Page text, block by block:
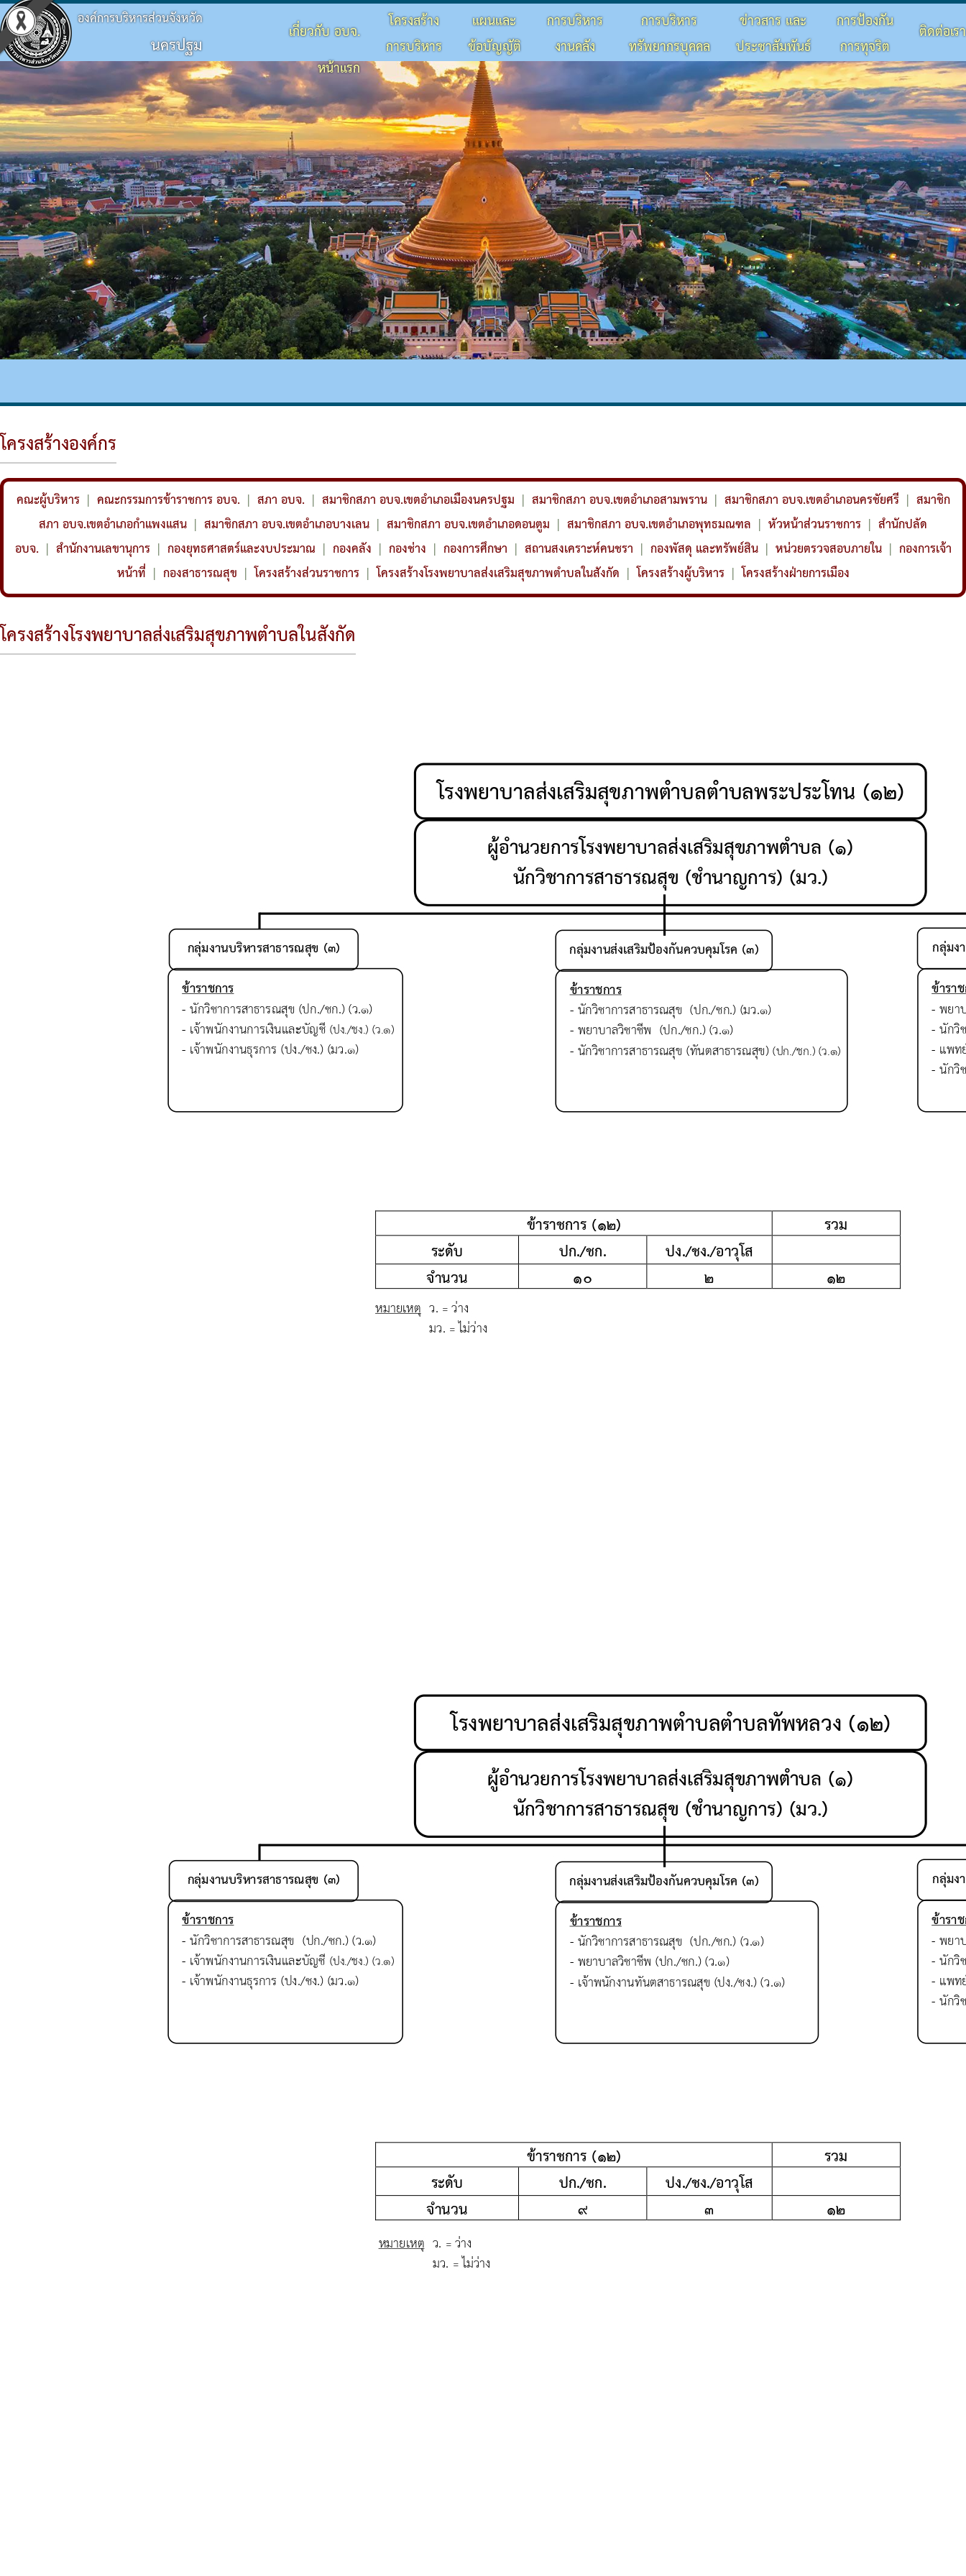
องค์การบริหารส่วนจังหวัด
นครปฐม ติดต่อเรา
การป้องกัน
การทุจริต
ข่าวสาร และ
ประชาสัมพันธ์
การบริหาร
ทรัพยากรบุคคล
การบริหาร
งานคลัง
แผนและ
ข้อบัญญัติ
โครงสร้าง
การบริหาร
เกี่ยวกับ อบจ.
หน้าแรก
×
ประวัติ อบจ.
ข้อมูลพื้นฐาน
วิสัยทัศน์
อำนาจหน้าที่
×
โครงสร้างองค์กร
โครงสร้างผู้บริหาร
โครงสร้างฝ่ายการเมือง
โครงสร้างส่วนราชการ
โครงสร้างโรงพยาบาลส่งเสริมสุขภาพตำบลในสังกัด
โครงสร้างการบริหารงาน
×
ข้อบัญญัติงบประมาณ
แผนพัฒนาท้องถิ่น
แผนดำเนินงาน
ผลการดำเนินงาน
รายงานติดตามผลการดำเนินการประจำปี รอบ 6 เดือน
รายงานติดตามผลการดำเนินการประจำปี
เงินสะสม
ความก้าวหน้าในการดำเนินงานตามแผนการดำเนินงาน
×
แผนจัดซื้อจัดจ้างหรือจัดหาพัสดุ
รายงานความก้าวหน้าการจัดซื้อจัดจ้างหรือการจัดหาพัสดุ
สรุปผลการจัดซื้อจัดจ้างหรือการจัดหาพัสดุรายเดือน
รายงานผลการจัดซื้อจัดจ้างหรือการจัดหาพัสดุประจำปี
×
ประมวลจริยธรรม
แผนการบริหารและพัฒนาบุคคล
รายงานผลการบริหารและพัฒนาทรัพยากรบุคคลประจำปี
หลักเกณฑ์การบริหารทรัพยากรบุคคล
×
กิจกรรม อบจ.
ข่าวประชาสัมพันธ์
ประชาสัมพันธ์สภา
มติที่ประชุมสภา
รายงานการประชุมสภา
ประกาศจัดซื้อจัดจ้าง
สรุปผลการจัดซื้อจัดจ้าง
หนังสือราชการ
ข่าวประชาสัมพันธ์เพื่อเสริมสร้างคุณธรรมและความโปร่งใส
สถิติข้อมูลการให้บริการประชาชน
×
การดำเนินการเพื่อจัดการความเสี่ยง
แนวทางปฏิบัติเรื่องร้องเรียน
ประกาศเจตนารมณ์ นโยบาย No Gift Policy จากการปฏิบัติหน้าที่
แผนปฏิบัติการป้องกันการทุจริต
มาตรการส่งเสริมคุณธรรมและความโปร่งใสภายในหน่วยงาน
รายงานผลการดำเนินการเพื่อส่งเสริมคุณธรรมและความโปร่งใสภายในหน่วยงาน
รายงานผลการดำเนินการป้องกันการทุจริต
โครงสร้างองค์กร
คณะผู้บริหาร | คณะกรรมการข้าราชการ อบจ. | สภา อบจ. | สมาชิกสภา อบจ.เขตอำเภอเมืองนครปฐม | สมาชิกสภา อบจ.เขตอำเภอสามพราน | สมาชิกสภา อบจ.เขตอำเภอนครชัยศรี | สมาชิก
สภา อบจ.เขตอำเภอกำแพงแสน | สมาชิกสภา อบจ.เขตอำเภอบางเลน | สมาชิกสภา อบจ.เขตอำเภอดอนตูม | สมาชิกสภา อบจ.เขตอำเภอพุทธมณฑล | หัวหน้าส่วนราชการ | สำนักปลัด
อบจ. | สำนักงานเลขานุการ | กองยุทธศาสตร์และงบประมาณ | กองคลัง | กองช่าง | กองการศึกษา | สถานสงเคราะห์คนชรา | กองพัสดุ และทรัพย์สิน | หน่วยตรวจสอบภายใน | กองการเจ้า
หน้าที่ | กองสาธารณสุข | โครงสร้างส่วนราชการ | โครงสร้างโรงพยาบาลส่งเสริมสุขภาพตำบลในสังกัด | โครงสร้างผู้บริหาร | โครงสร้างฝ่ายการเมือง
โครงสร้างโรงพยาบาลส่งเสริมสุขภาพตำบลในสังกัด